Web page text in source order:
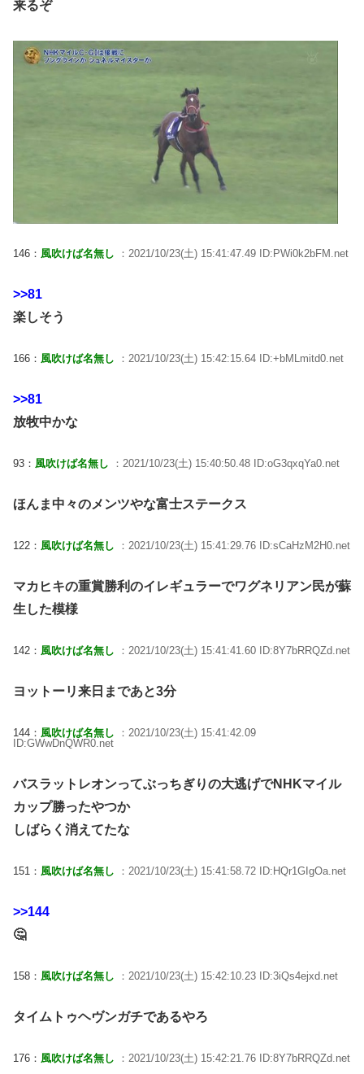
来るぞ
146： 風吹けば名無し ：2021/10/23(土) 15:41:47.49 ID:PWi0k2bFM.net
>>81
楽しそう
166： 風吹けば名無し ：2021/10/23(土) 15:42:15.64 ID:+bMLmitd0.net
>>81
放牧中かな
93： 風吹けば名無し ：2021/10/23(土) 15:40:50.48 ID:oG3qxqYa0.net
ほんま中々のメンツやな富士ステークス
122： 風吹けば名無し ：2021/10/23(土) 15:41:29.76 ID:sCaHzM2H0.net
マカヒキの重賞勝利のイレギュラーでワグネリアン民が蘇
生した模様
142： 風吹けば名無し ：2021/10/23(土) 15:41:41.60 ID:8Y7bRRQZd.net
ヨットーリ来日まであと3分
144： 風吹けば名無し
：2021/10/23(土) 15:41:42.09
ID:GWwDnQWR0.net
バスラットレオンってぶっちぎりの大逃げでNHKマイル
カップ勝ったやつか
しばらく消えてたな
151： 風吹けば名無し ：2021/10/23(土) 15:41:58.72 ID:HQr1GIgOa.net
>>144
🤔
158： 風吹けば名無し ：2021/10/23(土) 15:42:10.23 ID:3iQs4ejxd.net
タイムトゥヘヴンガチであるやろ
176： 風吹けば名無し ：2021/10/23(土) 15:42:21.76 ID:8Y7bRRQZd.net